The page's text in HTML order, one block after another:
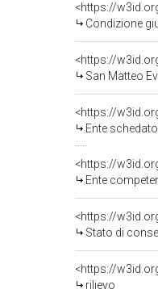
Condizione
<https://
San Matteo
<https://
Ente
<https://
Ente competente per
<https://
Stato di
<https://
rilievo